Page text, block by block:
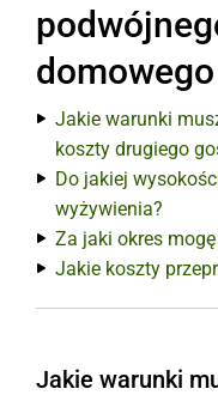
domowego
Jakie warunki
koszty drugiego
Do jakiej
wyżywienia?
Za jaki okres
Jakie koszty
Jakie warunki